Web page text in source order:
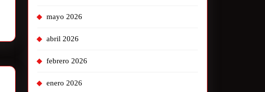
mayo 2026
abril 2026
febrero 2026
enero 2026